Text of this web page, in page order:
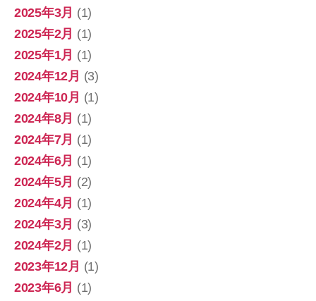
2025年3月 (1)
2025年2月 (1)
2025年1月 (1)
2024年12月 (3)
2024年10月 (1)
2024年8月 (1)
2024年7月 (1)
2024年6月 (1)
2024年5月 (2)
2024年4月 (1)
2024年3月 (3)
2024年2月 (1)
2023年12月 (1)
2023年6月 (1)